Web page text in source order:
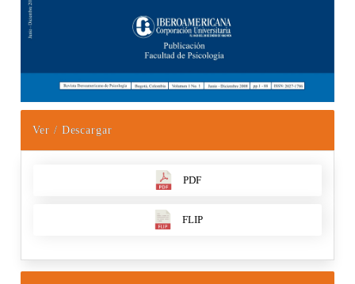
Ver / Descargar
PDF
FLIP